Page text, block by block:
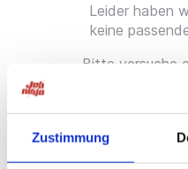
Zustimmung
Leider haben
keine
Bitte versuche
probiere unsere